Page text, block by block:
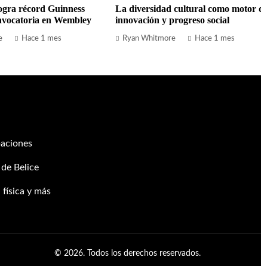
récord Guinness
en Wembley
Hace 1 mes
La diversidad cultural como motor
innovación y progreso social
Ryan Whitmore Hace 1 mes
Belice
y más
© 2026. Todos los derechos reservados.